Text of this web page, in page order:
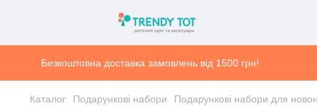
Безкоштовна доставка замовлень від 1500 грн!
Каталог Подарункові набори Подарункові набори для